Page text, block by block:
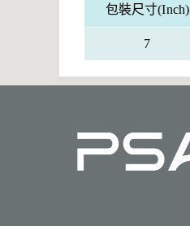
包裝尺寸(Inch)
7